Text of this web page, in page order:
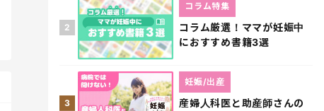
2
コラム厳選！ママが妊娠中
におすすめ書籍3選
コラム特集
3
産婦人科医と助産師さんの
妊娠/出産